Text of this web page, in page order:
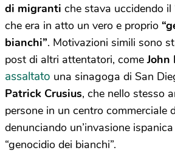
di migranti che stava uccidendo il
che era in atto un vero e proprio
bianchi”. Motivazioni simili sono
post di altri attentatori, comeJohn
assaltato una sinagoga di San
Patrick Crusius, che nello stesso
persone in un centro commerciale
denunciando un’invasione
“genocidio dei bianchi”.